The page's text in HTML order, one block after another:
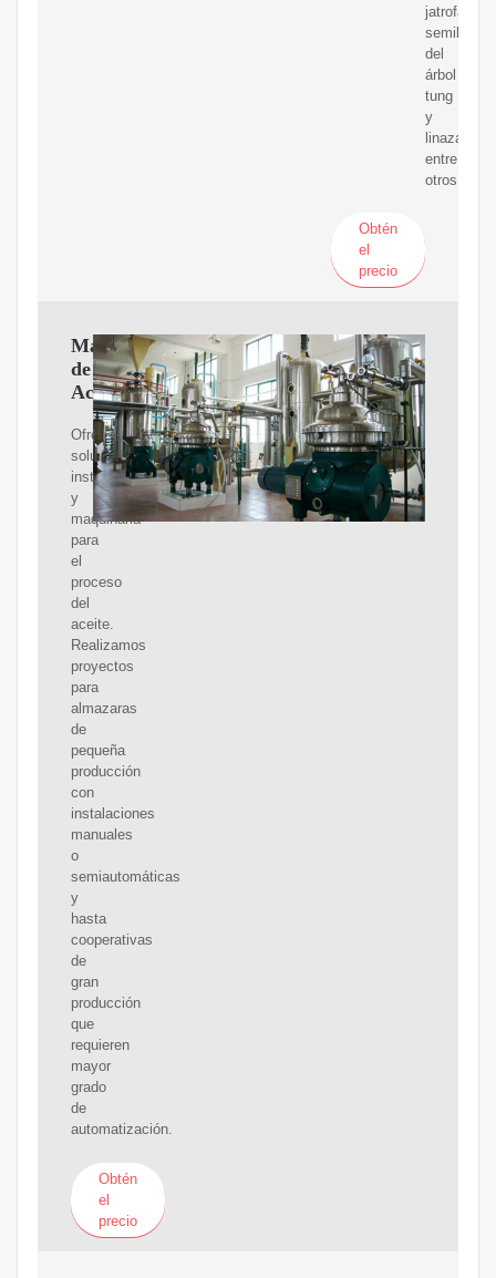
jatrofa,
semilla
del
árbol
tung
y
linaza,
entre
otros.
Obtén
el
precio
Maquinaria
de
Aceite
Ofrecemos
soluciones,
instalaciones
y
maquinaria
para
el
proceso
del
aceite.
Realizamos
proyectos
para
almazaras
de
pequeña
producción
con
instalaciones
manuales
o
semiautomáticas
y
hasta
cooperativas
de
gran
producción
que
requieren
mayor
grado
de
automatización.
Obtén
el
precio